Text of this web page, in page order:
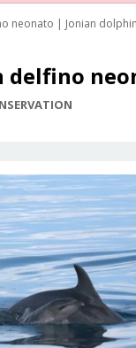
neonato | Jonian
delfino